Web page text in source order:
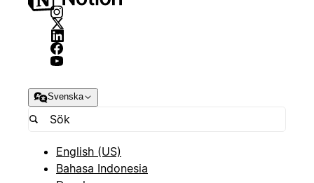
Svenska
English (US)
Bahasa Indonesia